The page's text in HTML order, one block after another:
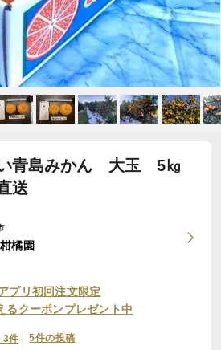
い青島みかん 大玉 5㎏
送
橘園
プリ初回注文限定
るクーポンプレゼント中
3件 5件の投稿